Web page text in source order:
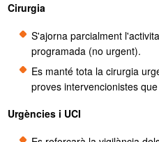
Cirurgia
S'ajorna parcialment
programada (no urgent).
Es manté tota la cirurgia
proves intervencionistes
Urgències i UCI